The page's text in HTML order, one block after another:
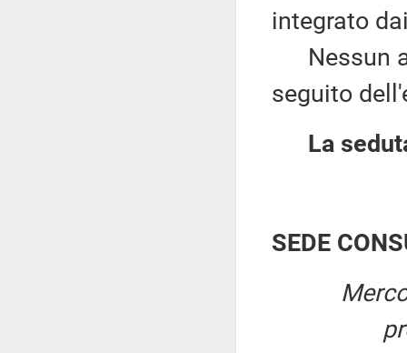
integrato
Nessun
seguito
La
SEDE